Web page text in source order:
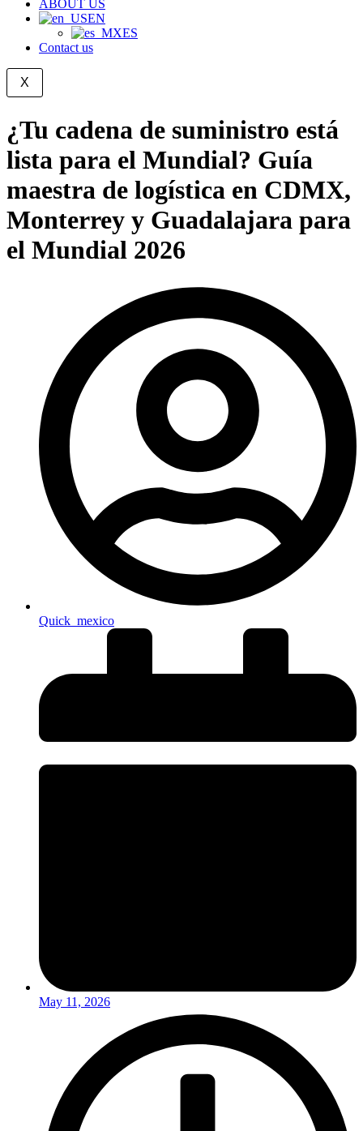
ABOUT US
EN
ES
Contact us
X
¿Tu cadena de suministro está
lista para el Mundial? Guía
maestra de logística en CDMX,
Monterrey y Guadalajara para
el Mundial 2026
Quick_mexico
May 11, 2026